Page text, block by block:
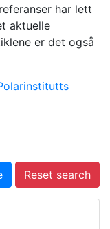
har lett
aktuelle
er det også
Reset search